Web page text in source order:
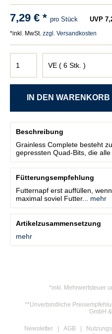
7,29 € * pro Stück UVP
*inkl. MwSt. zzgl. Versandkosten
Beschreibung
Grainless Complete besteht
gepressten Quad-Bits, die alle
Fütterungsempfehlung
Futternapf erst auffüllen,
maximal soviel Futter...
mehr
Artikelzusammensetzung
mehr
*inkl. Mehrwertsteuer
**Unverbindliche
GmbH
Newsletter AGB